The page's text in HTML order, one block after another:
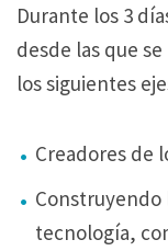
Durante los 3
desde las que
los siguientes
Creadores de
tecnología,